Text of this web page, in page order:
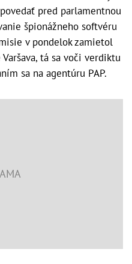
pred parlamentnou
špionážneho softvéru
v pondelok zamietol
tá sa voči verdiktu
sa na agentúru PAP.